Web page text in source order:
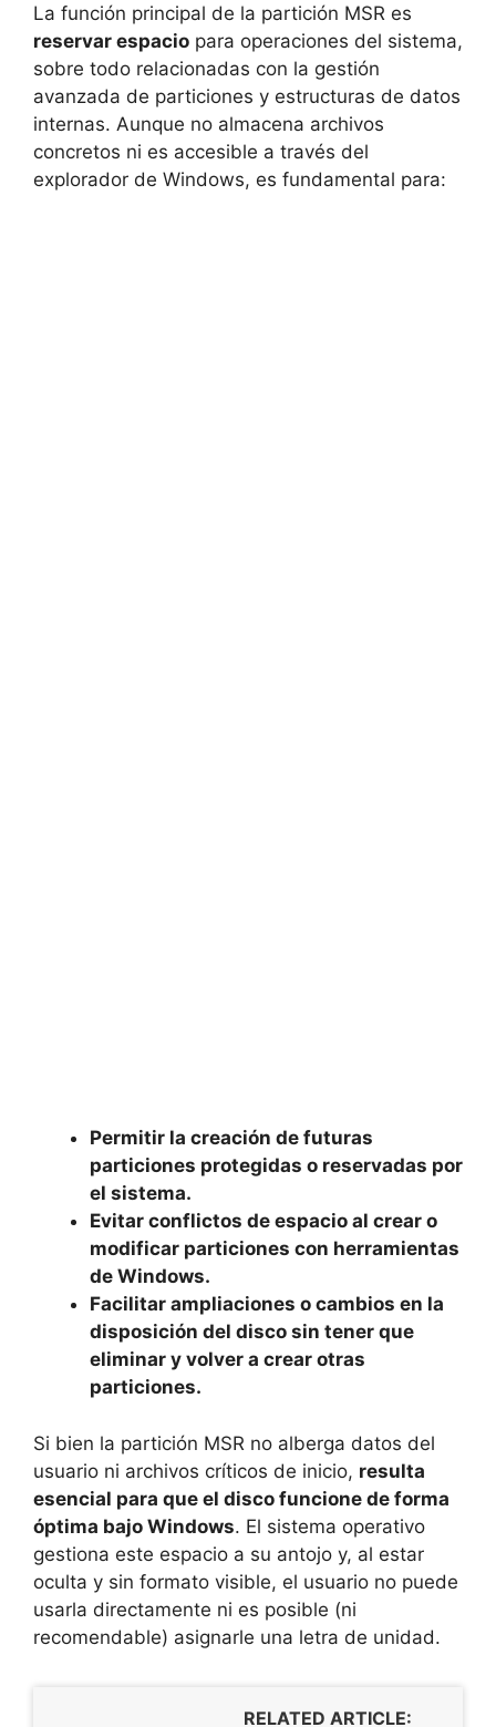
La función principal de la partición MSR es
reservar espacio para operaciones del sistema,
sobre todo relacionadas con la gestión
avanzada de particiones y estructuras de datos
internas. Aunque no almacena archivos
concretos ni es accesible a través del
explorador de Windows, es fundamental para:
Permitir la creación de futuras
particiones protegidas o reservadas por
el sistema.
Evitar conflictos de espacio al crear o
modificar particiones con herramientas
de Windows.
Facilitar ampliaciones o cambios en la
disposición del disco sin tener que
eliminar y volver a crear otras
particiones.
Si bien la partición MSR no alberga datos del
usuario ni archivos críticos de inicio, resulta
esencial para que el disco funcione de forma
óptima bajo Windows. El sistema operativo
gestiona este espacio a su antojo y, al estar
oculta y sin formato visible, el usuario no puede
usarla directamente ni es posible (ni
recomendable) asignarle una letra de unidad.
RELATED ARTICLE: